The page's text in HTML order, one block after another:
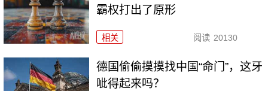
霸权打出了原形
相关 阅读 20130
德国偷偷摸摸找中国“命门”，这牙
呲得起来吗？